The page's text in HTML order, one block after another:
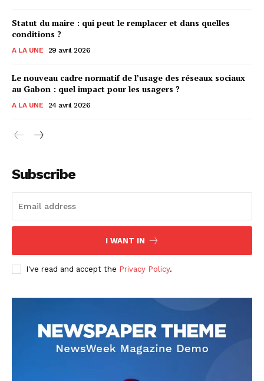
Statut du maire : qui peut le remplacer et dans quelles
conditions ?
A LA UNE 29 avril 2026
Le nouveau cadre normatif de l’usage des réseaux sociaux
au Gabon : quel impact pour les usagers ?
A LA UNE 24 avril 2026
Subscribe
I WANT IN
I've read and accept the Privacy Policy.